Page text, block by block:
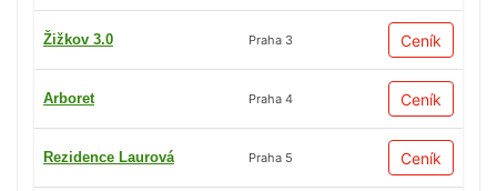
Žižkov 3.0 Praha 3 Ceník
Arboret Praha 4 Ceník
Rezidence Laurová Praha 5 Ceník